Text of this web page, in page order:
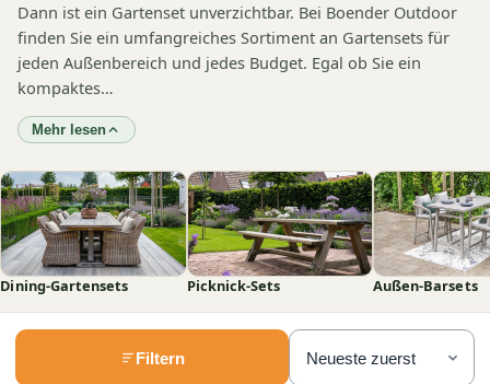
Dann ist ein Gartenset unverzichtbar. Bei Boender Outdoor
finden Sie ein umfangreiches Sortiment an Gartensets für
jeden Außenbereich und jedes Budget. Egal ob Sie ein
kompaktes…
Mehr lesen
Dining-Gartensets Picknick-Sets Außen-Barsets
Filtern